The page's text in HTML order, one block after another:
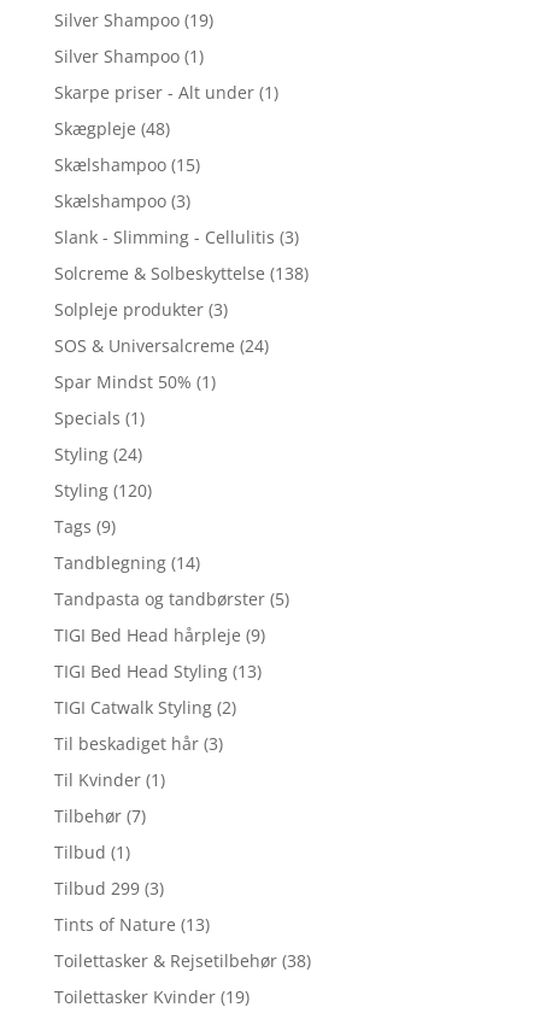
Silver Shampoo (19)
Silver Shampoo (1)
Skarpe priser - Alt under (1)
Skægpleje (48)
Skælshampoo (15)
Skælshampoo (3)
Slank - Slimming - Cellulitis (3)
Solcreme & Solbeskyttelse (138)
Solpleje produkter (3)
SOS & Universalcreme (24)
Spar Mindst 50% (1)
Specials (1)
Styling (24)
Styling (120)
Tags (9)
Tandblegning (14)
Tandpasta og tandbørster (5)
TIGI Bed Head hårpleje (9)
TIGI Bed Head Styling (13)
TIGI Catwalk Styling (2)
Til beskadiget hår (3)
Til Kvinder (1)
Tilbehør (7)
Tilbud (1)
Tilbud 299 (3)
Tints of Nature (13)
Toilettasker & Rejsetilbehør (38)
Toilettasker Kvinder (19)